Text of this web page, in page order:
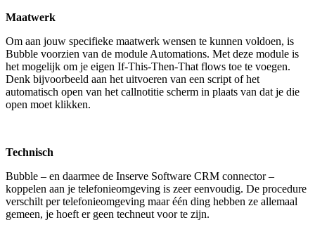
Maatwerk
Om aan jouw specifieke maatwerk wensen te kunnen voldoen, is
Bubble voorzien van de module Automations. Met deze module is
het mogelijk om je eigen If-This-Then-That flows toe te voegen.
Denk bijvoorbeeld aan het uitvoeren van een script of het
automatisch open van het callnotitie scherm in plaats van dat je die
open moet klikken.
Technisch
Bubble – en daarmee de Inserve Software CRM connector –
koppelen aan je telefonieomgeving is zeer eenvoudig. De procedure
verschilt per telefonieomgeving maar één ding hebben ze allemaal
gemeen, je hoeft er geen techneut voor te zijn.